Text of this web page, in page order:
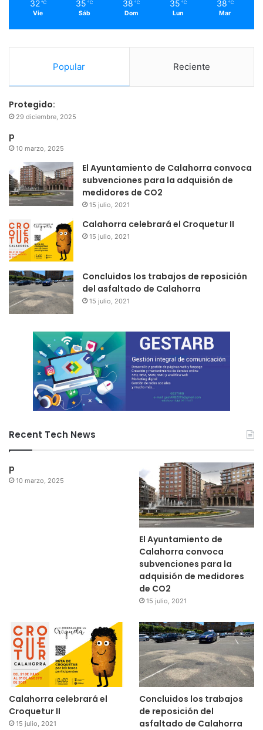
32 ℃
Vie
35 ℃
Sáb
38 ℃
Dom
35 ℃
Lun
38 ℃
Mar
Popular Reciente
Protegido:
29 diciembre, 2025
p
10 marzo, 2025
El Ayuntamiento de Calahorra convoca
subvenciones para la adquisión de
medidores de CO2
15 julio, 2021
Calahorra celebrará el Croquetur II
15 julio, 2021
Concluidos los trabajos de reposición
del asfaltado de Calahorra
15 julio, 2021
Recent Tech News
p
10 marzo, 2025
El Ayuntamiento de
Calahorra convoca
subvenciones para la
adquisión de medidores
de CO2
15 julio, 2021
Calahorra celebrará el
Croquetur II
15 julio, 2021
Concluidos los trabajos
de reposición del
asfaltado de Calahorra